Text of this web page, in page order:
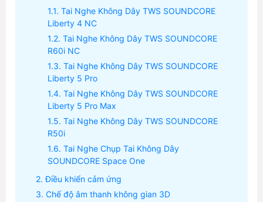
Tai Nghe Không Dây TWS SOUNDCORE
Liberty 4 NC
Tai Nghe Không Dây TWS SOUNDCORE
R60i NC
Tai Nghe Không Dây TWS SOUNDCORE
Liberty 5 Pro
Tai Nghe Không Dây TWS SOUNDCORE
Liberty 5 Pro Max
Tai Nghe Không Dây TWS SOUNDCORE
R50i
Tai Nghe Chụp Tai Không Dây
SOUNDCORE Space One
Điều khiển cảm ứng
Chế độ âm thanh không gian 3D